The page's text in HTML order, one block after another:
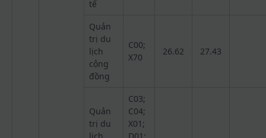
tế
Quản
trị du
lịch
cộng
đồng
C00;
X70
26.62 27.43
Quản
trị du
lịch
C03;
C04;
X01;
D01;